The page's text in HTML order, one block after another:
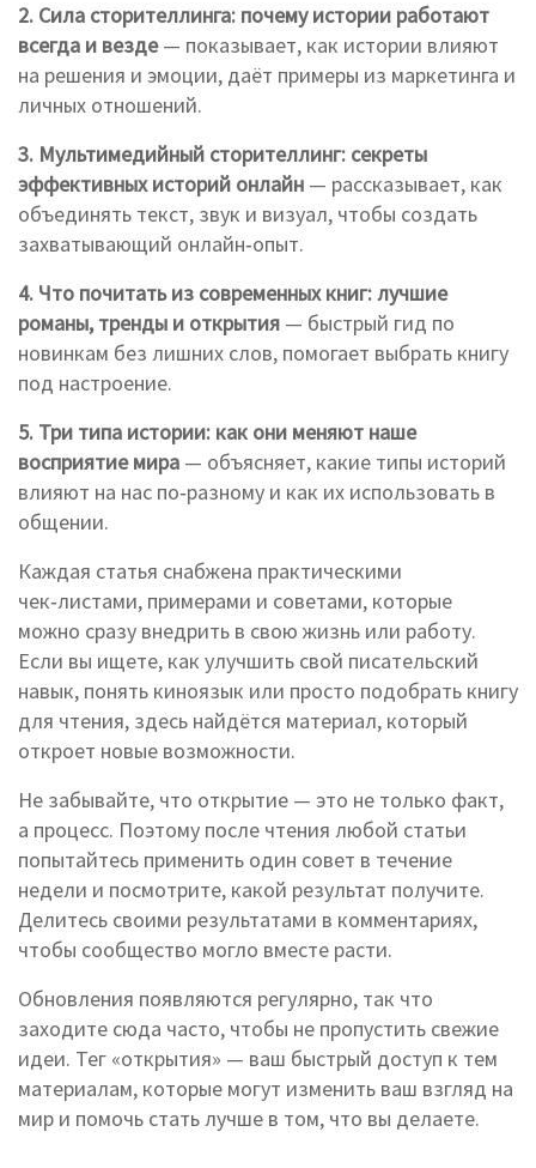
2. Сила сторителлинга: почему истории работают
всегда и везде— показывает, как истории влияют
на решения и эмоции, даёт примеры из маркетинга и
личных отношений.
3. Мультимедийный сторителлинг: секреты
эффективных историй онлайн — рассказывает, как
объединять текст, звук и визуал, чтобы создать
захватывающий онлайн‑опыт.
4. Что почитать из современных книг: лучшие
романы, тренды и открытия — быстрый гид по
новинкам без лишних слов, помогает выбрать книгу
под настроение.
5. Три типа истории: как они меняют наше
восприятие мира — объясняет, какие типы историй
влияют на нас по‑разному и как их использовать в
общении.
Каждая статья снабжена практическими
чек‑листами, примерами и советами, которые
можно сразу внедрить в свою жизнь или работу.
Если вы ищете, как улучшить свой писательский
навык, понять киноязык или просто подобрать книгу
для чтения, здесь найдётся материал, который
откроет новые возможности.
Не забывайте, что открытие — это не только факт,
а процесс. Поэтому после чтения любой статьи
попытайтесь применить один совет в течение
недели и посмотрите, какой результат получите.
Делитесь своими результатами в комментариях,
чтобы сообщество могло вместе расти.
Обновления появляются регулярно, так что
заходите сюда часто, чтобы не пропустить свежие
идеи. Тег «открытия» — ваш быстрый доступ к тем
материалам, которые могут изменить ваш взгляд на
мир и помочь стать лучше в том, что вы делаете.